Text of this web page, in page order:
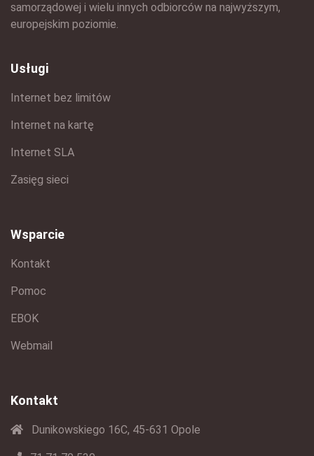
samorządowej i wielu innych odbiorców na najwyższym,
europejskim poziomie.
Usługi
Internet bez limitów
Internet na kartę
Internet SLA
Zasięg sieci
Wsparcie
Kontakt
Pomoc
EBOK
Webmail
Kontakt
Dunikowskiego 16C, 45-631 Opole